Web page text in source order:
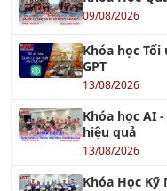
09/08/2026
Khóa học
GPT
13/08/2026
Khóa học AI
hiệu quả
13/08/2026
Khóa Học Kỹ